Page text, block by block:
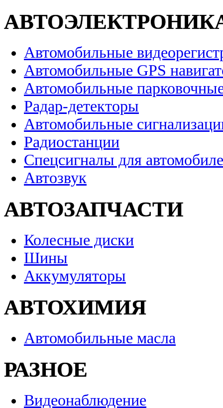
Автомобильные
Автомобильные GPS
Автомобильные
Радар-детекторы
Автомобильные
Радиостанции
Спецсигналы для
Автозвук
АВТОЗАПЧАСТИ
Колесные диски
Шины
Аккумуляторы
АВТОХИМИЯ
Автомобильные масла
РАЗНОЕ
Видеонаблюдение